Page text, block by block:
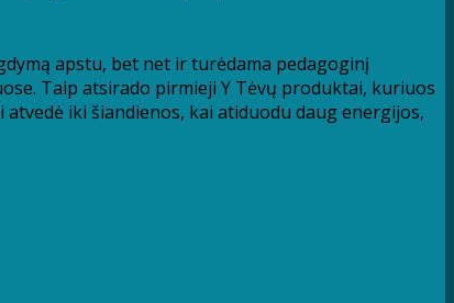
apstu, bet net ir turėdama pedagoginį
Taip atsirado pirmieji Y Tėvų produktai, kuriuos
iki šiandienos, kai atiduodu daug energijos,